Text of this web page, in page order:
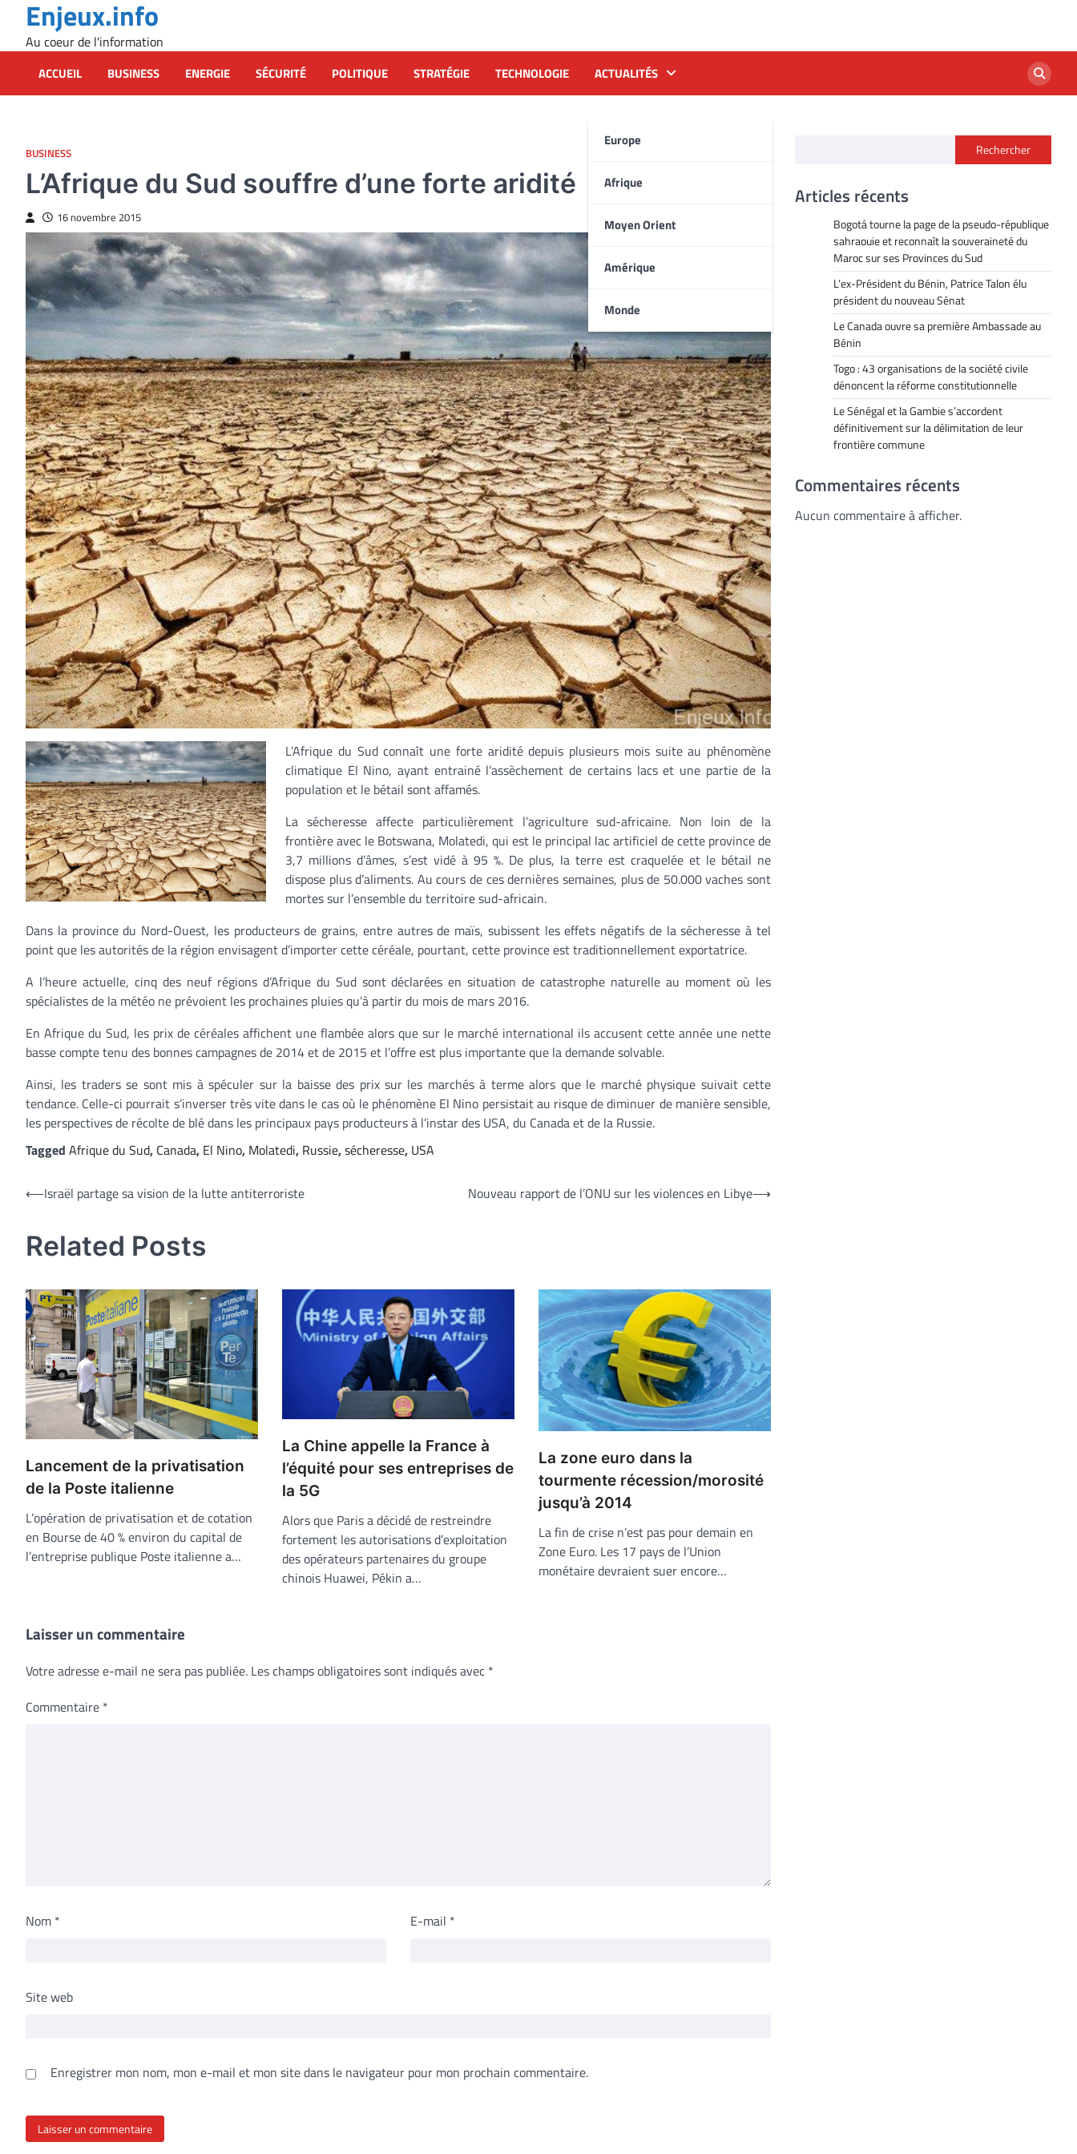
content
Enjeux.info
Au coeur de l'information
ACCUEIL BUSINESS ENERGIE SÉCURITÉ POLITIQUE STRATÉGIE TECHNOLOGIE ACTUALITÉS
Europe
Afrique
Moyen Orient
Amérique
Monde
BUSINESS
L’Afrique du Sud souffre d’une forte aridité
16 novembre 2015
L’Afrique du Sud connaît une forte aridité depuis plusieurs mois suite au phénomène
climatique El Nino, ayant entrainé l’assèchement de certains lacs et une partie de la
population et le bétail sont affamés.
La sécheresse affecte particulièrement l’agriculture sud-africaine. Non loin de la
frontière avec le Botswana, Molatedi, qui est le principal lac artificiel de cette province de
3,7 millions d’âmes, s’est vidé à 95 %. De plus, la terre est craquelée et le bétail ne
dispose plus d’aliments. Au cours de ces dernières semaines, plus de 50.000 vaches sont
mortes sur l’ensemble du territoire sud-africain.
Dans la province du Nord-Ouest, les producteurs de grains, entre autres de maïs, subissent les effets négatifs de la sécheresse à tel
point que les autorités de la région envisagent d’importer cette céréale, pourtant, cette province est traditionnellement exportatrice.
A l’heure actuelle, cinq des neuf régions d’Afrique du Sud sont déclarées en situation de catastrophe naturelle au moment où les
spécialistes de la météo ne prévoient les prochaines pluies qu’à partir du mois de mars 2016.
En Afrique du Sud, les prix de céréales affichent une flambée alors que sur le marché international ils accusent cette année une nette
basse compte tenu des bonnes campagnes de 2014 et de 2015 et l’offre est plus importante que la demande solvable.
Ainsi, les traders se sont mis à spéculer sur la baisse des prix sur les marchés à terme alors que le marché physique suivait cette
tendance. Celle-ci pourrait s’inverser très vite dans le cas où le phénomène El Nino persistait au risque de diminuer de manière sensible,
les perspectives de récolte de blé dans les principaux pays producteurs à l’instar des USA, du Canada et de la Russie.
Tagged Afrique du Sud, Canada, El Nino, Molatedi, Russie,sécheresse, USA
Navigation
l’article
⟵Israël partage sa vision de la lutte antiterroriste Nouveau rapport de l’ONU sur les violences en Libye⟶
Related Posts
Lancement de la privatisation
de la Poste italienne
L’opération de privatisation et de cotation
en Bourse de 40 % environ du capital de
l’entreprise publique Poste italienne a…
La Chine appelle la France à
l’équité pour ses entreprises de
la 5G
Alors que Paris a décidé de restreindre
fortement les autorisations d’exploitation
des opérateurs partenaires du groupe
chinois Huawei, Pékin a…
La zone euro dans la
tourmente récession/morosité
jusqu’à 2014
La fin de crise n’est pas pour demain en
Zone Euro. Les 17 pays de l’Union
monétaire devraient suer encore…
Laisser un commentaire
Votre adresse e-mail ne sera pas publiée. Les champs obligatoires sont indiqués avec *
Commentaire *
Nom * E-mail *
Site web
Enregistrer mon nom, mon e-mail et mon site dans le navigateur pour mon prochain commentaire.
Rechercher
Articles récents
Bogotá tourne la page de la pseudo-république
sahraouie et reconnaît la souveraineté du
Maroc sur ses Provinces du Sud
L’ex-Président du Bénin, Patrice Talon élu
président du nouveau Sénat
Le Canada ouvre sa première Ambassade au
Bénin
Togo : 43 organisations de la société civile
dénoncent la réforme constitutionnelle
Le Sénégal et la Gambie s’accordent
définitivement sur la délimitation de leur
frontière commune
Commentaires récents
Aucun commentaire à afficher.